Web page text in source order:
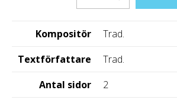
Kompositör
Trad.
Textförfattare
Trad.
Antal sidor
2